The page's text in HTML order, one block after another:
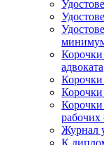
Корочки
адвоката
Корочки
Корочки
рабочих
Журнал
К